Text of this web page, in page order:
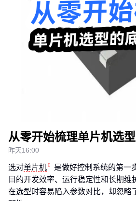
从零开始梳理单片机选
昨天16:00
选对单片机
是做好控制系统的第一
目的开发效率、运行稳定性和长期维
在选型时容易陷入参数对比，却忽略